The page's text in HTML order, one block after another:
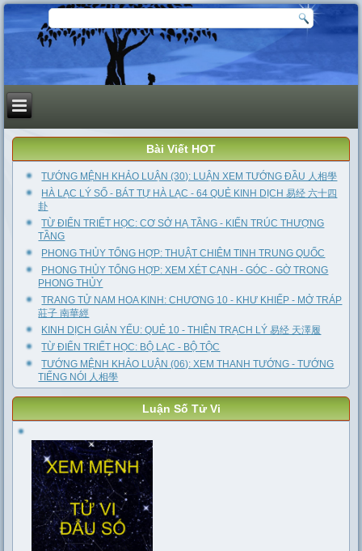
Bài Viết HOT
TƯỚNG MỆNH KHẢO LUẬN (30): LUẬN XEM TƯỚNG ĐẦU 人相學
HÀ LẠC LÝ SỐ - BÁT TỰ HÀ LẠC - 64 QUẺ KINH DỊCH 易经 六十四
卦
TỪ ĐIỂN TRIẾT HỌC: CƠ SỞ HẠ TẦNG - KIẾN TRÚC THƯỢNG
TẦNG
PHONG THỦY TỔNG HỢP: THUẬT CHIÊM TINH TRUNG QUỐC
PHONG THỦY TỔNG HỢP: XEM XÉT CẠNH - GÓC - GỜ TRONG
PHONG THỦY
TRANG TỬ NAM HOA KINH: CHƯƠNG 10 - KHƯ KHIẾP - MỞ TRÁP
莊子 南華經
KINH DỊCH GIẢN YẾU: QUẺ 10 - THIÊN TRẠCH LÝ 易经 天澤履
TỪ ĐIỂN TRIẾT HỌC: BỘ LẠC - BỘ TỘC
TƯỚNG MỆNH KHẢO LUẬN (06): XEM THANH TƯỚNG - TƯỚNG
TIẾNG NÓI 人相學
Luận Số Tử Vi